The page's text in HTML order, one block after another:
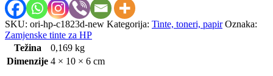
SKU: ori-hp-c1823d-new Kategorija: Tinte, toneri, papir Oznaka:
Zamjenske tinte za HP
Težina
0,169 kg
Dimenzije 4 × 10 × 6 cm